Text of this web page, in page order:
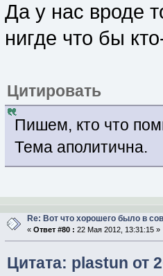
Да у нас вроде
нигде что бы
Цитировать
Пишем, кто что
Тема аполитична.
Re: Вот что хорошего было в
« Ответ #80 : 22 Мая 2012, 13:31:15 »
Цитата: plastun от